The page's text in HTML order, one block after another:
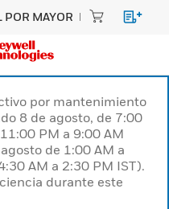
POR MAYOR
por mantenimiento
8 de agosto, de 7:00
PM a 9:00 AM
de 1:00 AM a
AM a 2:30 PM IST).
durante este